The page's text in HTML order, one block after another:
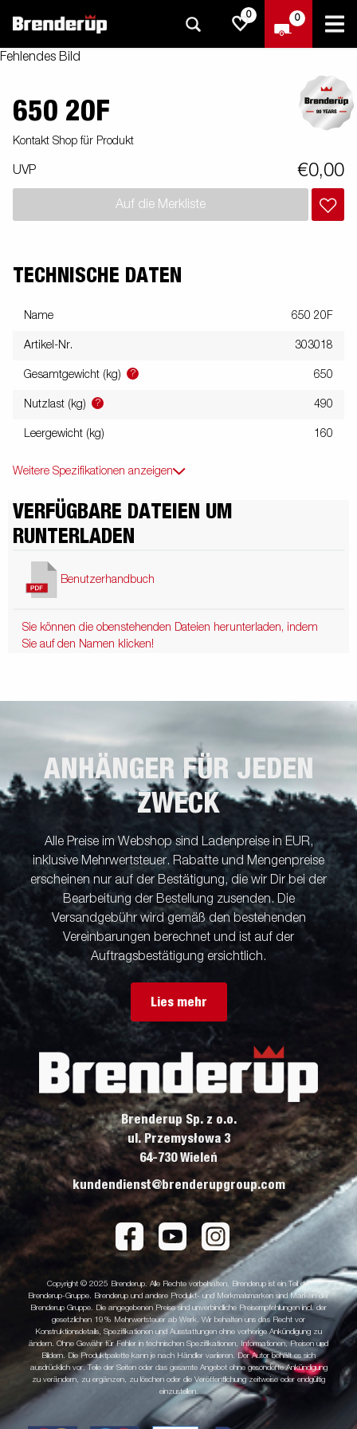
0 0
Fehlendes Bild
650 20F
Kontakt Shop für Produkt
UVP €0,00
Auf die Merkliste
TECHNISCHE DATEN
Name 650 20F
Artikel-Nr. 303018
Gesamtgewicht (kg) ? 650
Nutzlast (kg) ? 490
Leergewicht (kg) 160
Weitere Spezifikationen anzeigen
VERFÜGBARE DATEIEN UM
RUNTERLADEN
Benutzerhandbuch
Sie können die obenstehenden Dateien herunterladen, indem
Sie auf den Namen klicken!
ANHÄNGER FÜR JEDEN
ZWECK
Alle Preise im Webshop sind Ladenpreise in EUR,
inklusive Mehrwertsteuer. Rabatte und Mengenpreise
erscheinen nur auf der Bestätigung, die wir Dir bei der
Bearbeitung der Bestellung zusenden. Die
Versandgebühr wird gemäß den bestehenden
Vereinbarungen berechnet und ist auf der
Auftragsbestätigung ersichtlich.
Lies mehr
Brenderup Sp. z o.o.
ul. Przemysłowa 3
64-730 Wieleń
kundendienst@brenderupgroup.com
Copyright © 2025 Brenderup. Alle Rechte vorbehalten. Brenderup ist ein Teil der
Brenderup-Gruppe. Brenderup und andere Produkt- und Merkmalsmarken sind Marken der
Brenderup Gruppe. Die angegebenen Preise sind unverbindliche Preisempfehlungen incl. der
gesetzlichen 19% Mehrwertsteuer ab Werk. Wir behalten uns das Recht vor
Konstruktionsdetails, Spezifikationen und Ausstattungen ohne vorherige Ankündigung zu
ändern. Ohne Gewähr für Fehler in technischen Spezifikationen, Informationen, Preisen und
Bildern. Die Produktpalette kann je nach Händler variieren. Der Autor behält es sich
ausdrücklich vor, Teile der Seiten oder das gesamte Angebot ohne gesonderte Ankündigung
zu verändern, zu ergänzen, zu löschen oder die Veröffentlichung zeitweise oder endgültig
einzustellen.